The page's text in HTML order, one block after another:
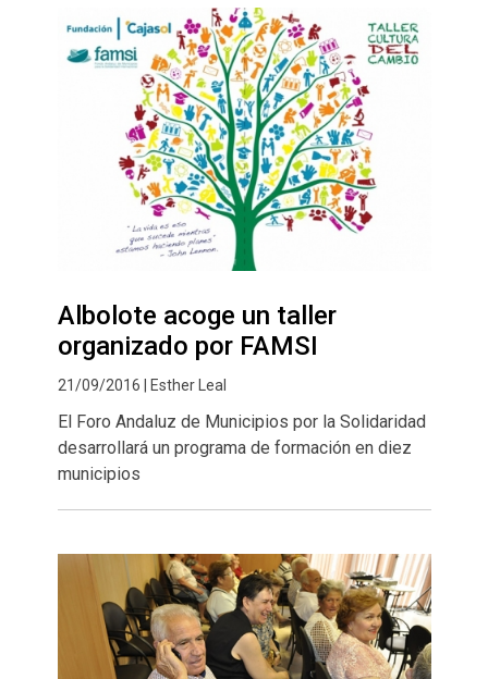
Albolote acoge un taller
organizado por FAMSI
21/09/2016 | Esther Leal
El Foro Andaluz de Municipios por la Solidaridad
desarrollará un programa de formación en diez
municipios